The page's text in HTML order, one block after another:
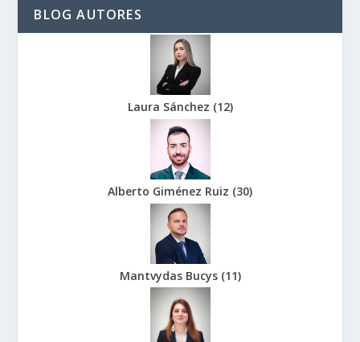
BLOG AUTORES
Laura Sánchez (12)
Alberto Giménez Ruiz (30)
Mantvydas Bucys (11)